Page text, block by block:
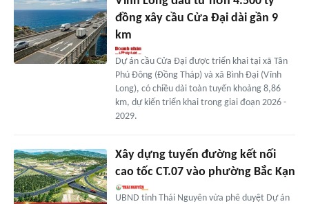
đồng xây cầu Cửa Đại dài gần 9
km
Dự án cầu Cửa Đại được triển khai tại xã Tân
Phú Đông (Đồng Tháp) và xã Bình Đại (Vĩnh
Long), có chiều dài toàn tuyến khoảng 8,86
km, dự kiến triển khai trong giai đoạn 2026 -
2029.
Xây dựng tuyến đường kết nối
cao tốc CT.07 vào phường Bắc Kạn
UBND tỉnh Thái Nguyên vừa phê duyệt Dự án